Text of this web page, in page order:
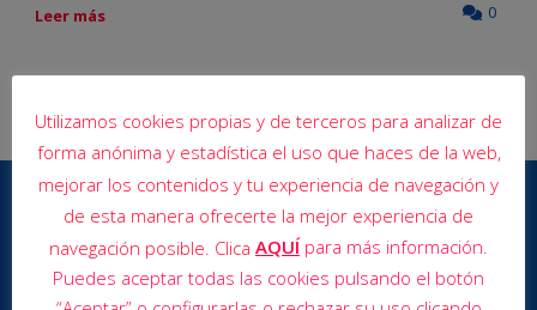
Leer más 0
Utilizamos cookies propias y de terceros para analizar de
forma anónima y estadística el uso que haces de la web,
mejorar los contenidos y tu experiencia de navegación y
de esta manera ofrecerte la mejor experiencia de
navegación posible. Clica AQUÍpara más información.
Puedes aceptar todas las cookies pulsando el botón